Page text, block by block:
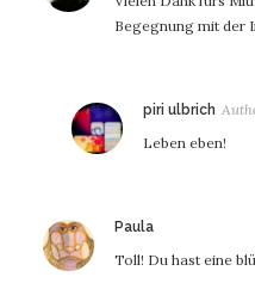
Begegnung mit der
piri ulbrich
Leben eben!
Paula
Toll! Du hast eine